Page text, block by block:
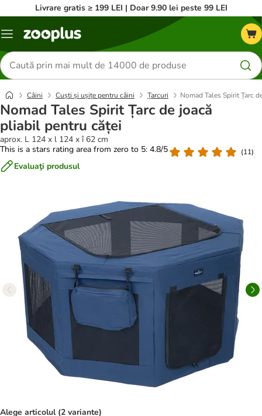
Livrare gratis ≥ 199 LEI | Doar 9.90 lei peste 99 LEI
Categorii
Căutare
produse
Câini Cuști și ușițe pentru câini Țarcuri Nomad Tales Spirit Țarc
Nomad Tales Spirit Țarc de joacă
pliabil pentru căței
aprox. L 124 x l 124 x î 62 cm
This is a stars rating area from zero to 5: 4.8/5
(11)
Evaluaţi produsul
Alege articolul (2 variante)